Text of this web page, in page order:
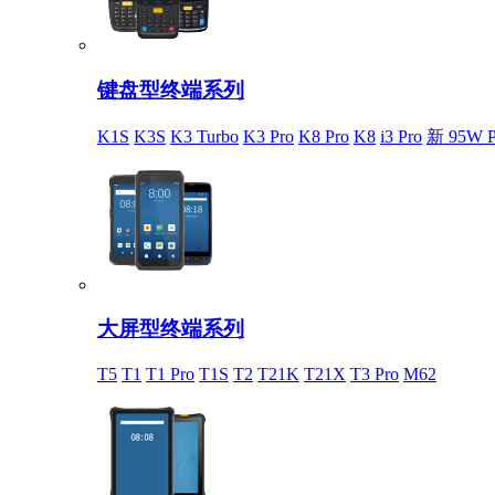
键盘型终端系列
K1S K3S K3 Turbo K3 Pro K8 Pro K8 i3 Pro 新 95W
大屏型终端系列
T5 T1 T1 Pro T1S T2 T21K T21X T3 Pro M62